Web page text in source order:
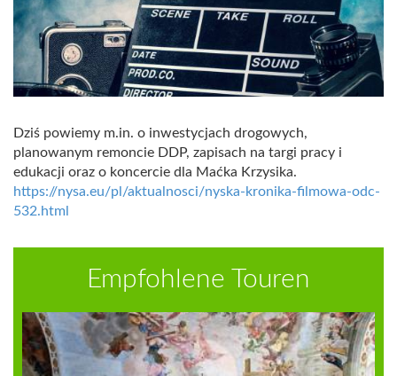
Dziś powiemy m.in. o inwestycjach drogowych,
planowanym remoncie DDP, zapisach na targi pracy i
edukacji oraz o koncercie dla Maćka Krzysika.
https://nysa.eu/pl/aktualnosci/nyska-kronika-filmowa-odc-
532.html
Empfohlene Touren